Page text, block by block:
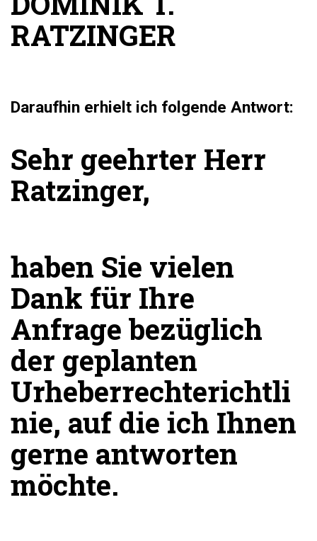
RATZINGER
Daraufhin erhielt ich folgende Antwort:
Sehr geehrter Herr
Ratzinger,
haben Sie vielen
Dank für Ihre
Anfrage bezüglich
der geplanten
Urheberrechterichtli
nie, auf die ich Ihnen
gerne antworten
möchte.